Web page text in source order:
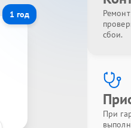
1 год
сбои.
При